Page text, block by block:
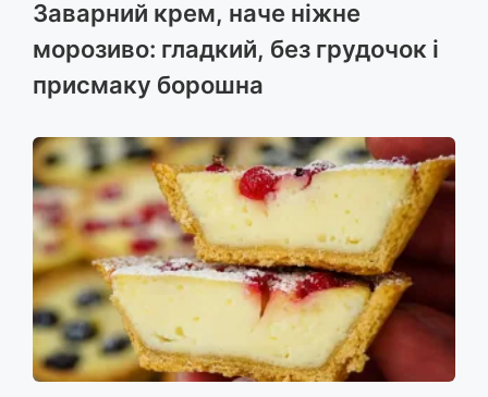
Заварний крем, наче ніжне
морозиво: гладкий, без грудочок і
присмаку борошна